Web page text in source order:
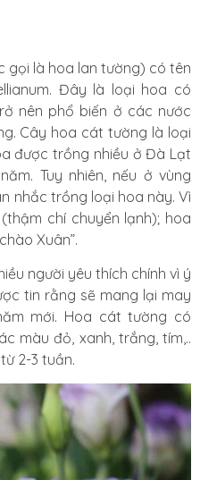
gọi là hoa lan tường) có tên
Đây là loại hoa có
nên phổ biến ở các nước
Cây hoa cát tường là loại
được trồng nhiều ở Đà Lạt
Tuy nhiên, nếu ở vùng
nhắc trồng loại hoa này. Vì
chí chuyển lạnh); hoa
Xuân”.
người yêu thích chính vì ý
tin rằng sẽ mang lại may
mới. Hoa cát tường có
màu đỏ, xanh, trắng, tím,..
2-3 tuần.